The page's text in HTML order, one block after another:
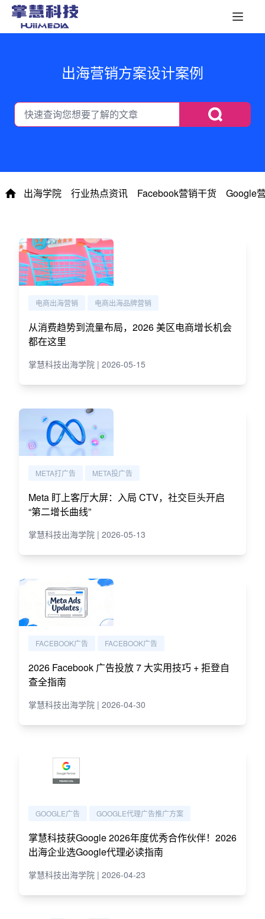
出海营销方案设计案例
出海学院 行业热点资讯 Facebook营销干货 Google
电商出海营销 电商出海品牌营销
从消费趋势到流量布局，2026 美区电商增长机会
都在这里
掌慧科技出海学院 | 2026-05-15
META打广告 META投广告
Meta 盯上客厅大屏：入局 CTV，社交巨头开启
“第二增长曲线”
掌慧科技出海学院 | 2026-05-13
FACEBOOK广告 FACEBOOK广告
2026 Facebook 广告投放 7 大实用技巧 + 拒登自
查全指南
掌慧科技出海学院 | 2026-04-30
GOOGLE广告 GOOGLE代理广告推广方案
掌慧科技获Google 2026年度优秀合作伙伴！2026
出海企业选Google代理必读指南
掌慧科技出海学院 | 2026-04-23